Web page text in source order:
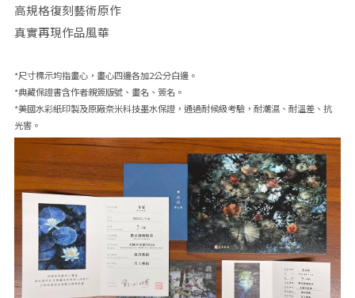
高規格復刻藝術原作
真實再現作品風華
*尺寸標示均指畫心，畫心四邊各加2公分白邊。
*典藏保證書含作者親簽版號、畫名、簽名。
*美國水彩紙印製及原廠奈米科技墨水保證，通過耐候級考驗，耐潮濕、耐溫差、抗
光害。